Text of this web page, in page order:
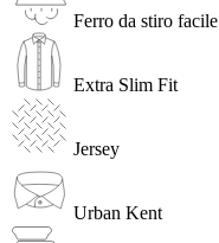
Ferro da stiro facile
Extra Slim Fit
Jersey
Urban Kent